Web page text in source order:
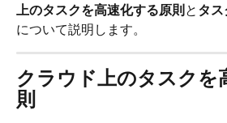
上のタスクを高速化する原則とタ
について説明します。
クラウド上のタスクを
則